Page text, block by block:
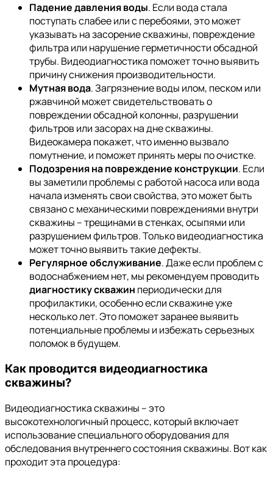
Падение давления воды. Если вода стала
поступать слабее или с перебоями, это может
указывать на засорение скважины, повреждение
фильтра или нарушение герметичности обсадной
трубы. Видеодиагностика поможет точно выявить
причину снижения производительности.
Мутная вода. Загрязнение воды илом, песком или
ржавчиной может свидетельствовать о
повреждении обсадной колонны, разрушении
фильтров или засорах на дне скважины.
Видеокамера покажет, что именно вызвало
помутнение, и поможет принять меры по очистке.
Подозрения на повреждение конструкции. Если
вы заметили проблемы с работой насоса или вода
начала изменять свои свойства, это может быть
связано с механическими повреждениями внутри
скважины – трещинами в стенках, осыпями или
разрушением фильтров. Только видеодиагностика
может точно выявить такие дефекты.
Регулярное обслуживание. Даже если проблем с
водоснабжением нет, мы рекомендуем проводить
диагностику скважин периодически для
профилактики, особенно если скважине уже
несколько лет. Это поможет заранее выявить
потенциальные проблемы и избежать серьезных
поломок в будущем.
Как проводится видеодиагностика
скважины?
Видеодиагностика скважины – это
высокотехнологичный процесс, который включает
использование специального оборудования для
обследования внутреннего состояния скважины. Вот как
проходит эта процедура: